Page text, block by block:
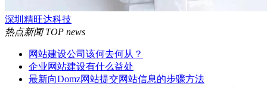
深圳精旺达科技
热点新闻TOP news
网站建设公司该何去何从？
企业网站建设有什么益处
最新向Domz网站提交网站信息的步骤方法